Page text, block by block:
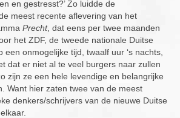
en gestresst?’ Zo luidde de
meest recente aflevering van het
Precht, dat eens per twee maanden
het ZDF, de tweede nationale Duitse
een onmogelijke tijd, twaalf uur ‘s nachts,
dat er niet al te veel burgers naar zullen
zijn ze een hele levendige en belangrijke
Want hier zaten twee van de meest
denkers/schrijvers van de nieuwe Duitse